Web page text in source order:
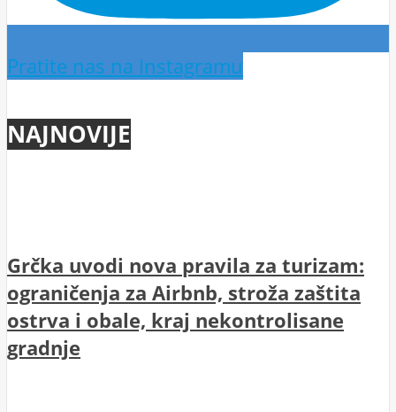
Pratite nas na Instagramu
NAJNOVIJE
Grčka uvodi nova pravila za turizam:
ograničenja za Airbnb, stroža zaštita
ostrva i obale, kraj nekontrolisane
gradnje